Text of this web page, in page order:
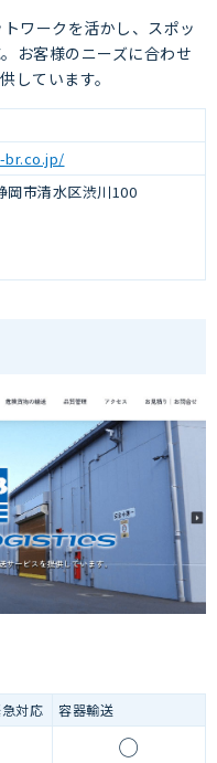
ワークを活かし、スポッ
お客様のニーズに合わせ
しています。
br.co.jp/
岡市清水区渋川100
対応 容器輸送
◯